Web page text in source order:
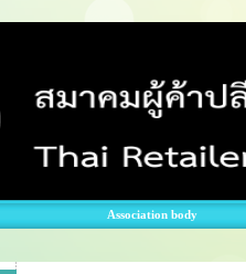
Association body